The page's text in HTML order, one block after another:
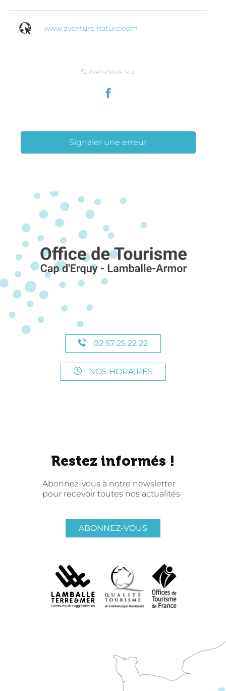
www.aventure-nature.com
Suivez-nous sur
Signaler une erreur
02 57 25 22 22
NOS HORAIRES
Restez informés !
Abonnez-vous à notre newsletter
pour recevoir toutes nos actualités
ABONNEZ-VOUS